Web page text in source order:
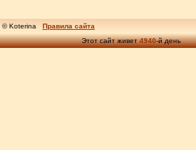
© Koterina
Правила сайта
Этот сайт живет4940-й день